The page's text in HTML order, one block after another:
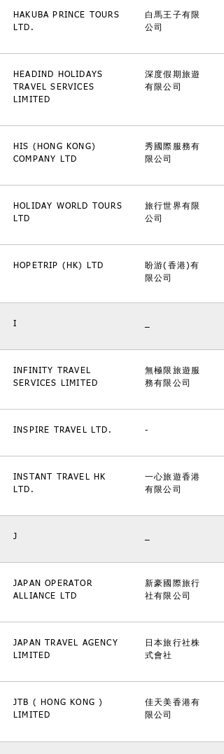
HAKUBA PRINCE TOURS
LTD.
白馬王子有限
公司
HEADIND HOLIDAYS
TRAVEL SERVICES
LIMITED
深度假期旅遊
有限公司
HIS (HONG KONG)
COMPANY LTD
秀國際服務有
限公司
HOLIDAY WORLD TOURS
LTD
旅行世界有限
公司
HOPETRIP (HK) LTD
盼游(香港)有
限公司
I
INFINITY TRAVEL
SERVICES LIMITED
無極限旅遊服
務有限公司
INSPIRE TRAVEL LTD. -
INSTANT TRAVEL HK
LTD.
一心旅遊香港
有限公司
J
JAPAN OPERATOR
ALLIANCE LTD
新豪國際旅行
社有限公司
JAPAN TRAVEL AGENCY
LIMITED
日本旅行社株
式會社
JTB ( HONG KONG )
LIMITED
佳天美香港有
限公司